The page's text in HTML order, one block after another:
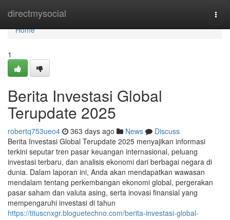
directmysocial
Home
Home
1
Berita Investasi Global
Terupdate 2025
robertq753ueo4 363 days ago News
Discuss
Berita Investasi Global Terupdate 2025 menyajikan informasi
terkini seputar tren pasar keuangan internasional, peluang
investasi terbaru, dan analisis ekonomi dari berbagai negara di
dunia. Dalam laporan ini, Anda akan mendapatkan wawasan
mendalam tentang perkembangan ekonomi global, pergerakan
pasar saham dan valuta asing, serta inovasi finansial yang
mempengaruhi investasi di tahun
https://tituscnxgr.bloguetechno.com/berita-investasi-global-